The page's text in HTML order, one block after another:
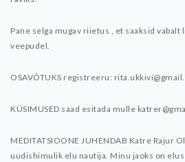
Pane selga mugav riietus , et saaksid vabalt
veepudel.
OSAVÕTUKS registreeru:
KÜSIMUSED saad esitada mulle
MEDITATSIOONE JUHENDAB Katre Rajur
uudishimulik elu nautija. Minu jaoks on